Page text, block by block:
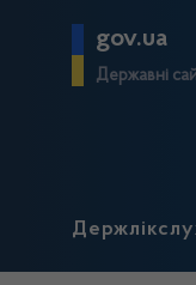
gov.ua
Державні